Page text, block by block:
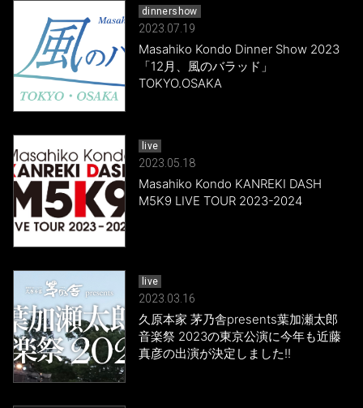
dinnershow
2023.07.19
Masahiko Kondo Dinner Show 2023
「12月、風のバラッド」
TOKYO.OSAKA
live
2023.05.18
Masahiko Kondo KANREKI DASH
M5K9 LIVE TOUR 2023-2024
live
2023.03.16
久原本家 茅乃舎presents葉加瀬太郎
音楽祭 2023の東京公演に今年も近藤
真彦の出演が決定しました!!